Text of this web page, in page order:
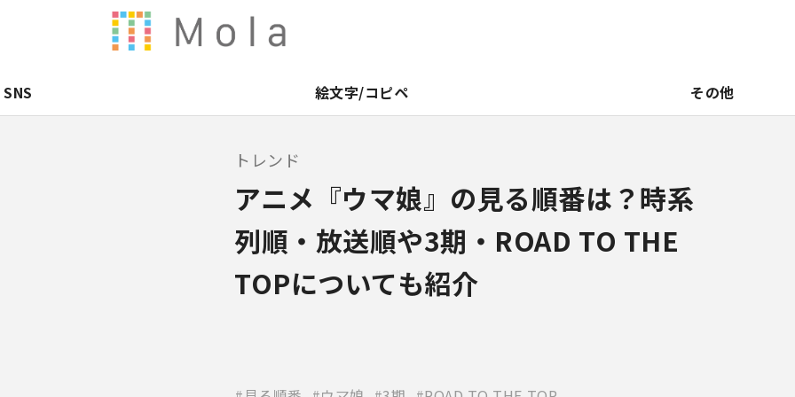
SNS 絵文字/コピペ その他
トレンド
アニメ『ウマ娘』の見る順番は？時系
列順・放送順や3期・ROAD TO THE
TOPについても紹介